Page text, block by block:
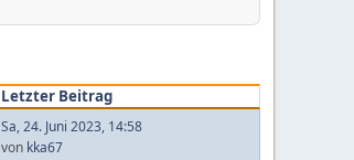
Letzter Beitrag
Sa, 24. Juni 2023, 14:58
von kka67